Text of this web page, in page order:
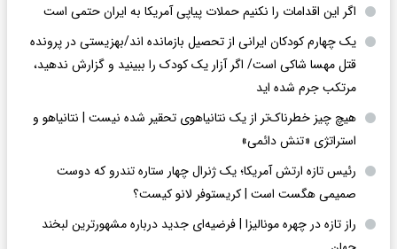
اگر این اقدامات را نکنیم حملات پیاپی آمریکا به ایران حتمی است
یک چهارم کودکان ایرانی از تحصیل بازمانده اند/بهزیستی در پرونده
قتل مهسا شاکی است/ اگر آزار یک کودک را ببینید و گزارش ندهید،
مرتکب جرم شده اید
هیچ چیز خطرناک‌تر از یک نتانیاهوی تحقیر شده نیست | نتانیاهو و
استراتژی «تنش دائمی»
رئیس تازه ارتش آمریکا؛ یک ژنرال چهار ستاره تندرو که دوست
صمیمی هگست است | کریستوفر لانو کیست؟
راز تازه در چهره مونالیزا | فرضیه‌ای جدید درباره مشهورترین لبخند